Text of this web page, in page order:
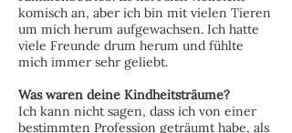
komisch an, aber ich bin mit vielen Tieren
um mich herum aufgewachsen. Ich hatte
viele Freunde drum herum und fühlte
mich immer sehr geliebt.
Was waren deine Kindheitsträume?
Ich kann nicht sagen, dass ich von einer
bestimmten Profession geträumt habe, als